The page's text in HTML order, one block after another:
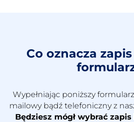
Co oznacza
Wypełniając poniższy
mailowy bądź telefoniczny z
Będziesz mógł wybrać zapis